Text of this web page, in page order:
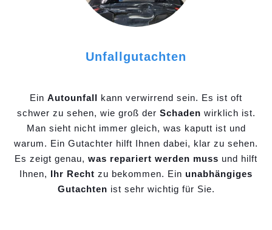
Unfallgutachten
Ein Autounfall kann verwirrend sein. Es ist oft
schwer zu sehen, wie groß der Schaden wirklich ist.
Man sieht nicht immer gleich, was kaputt ist und
warum. Ein Gutachter hilft Ihnen dabei, klar zu sehen.
Es zeigt genau, was repariert werden muss und hilft
Ihnen, Ihr Recht zu bekommen. Ein unabhängiges
Gutachten ist sehr wichtig für Sie.